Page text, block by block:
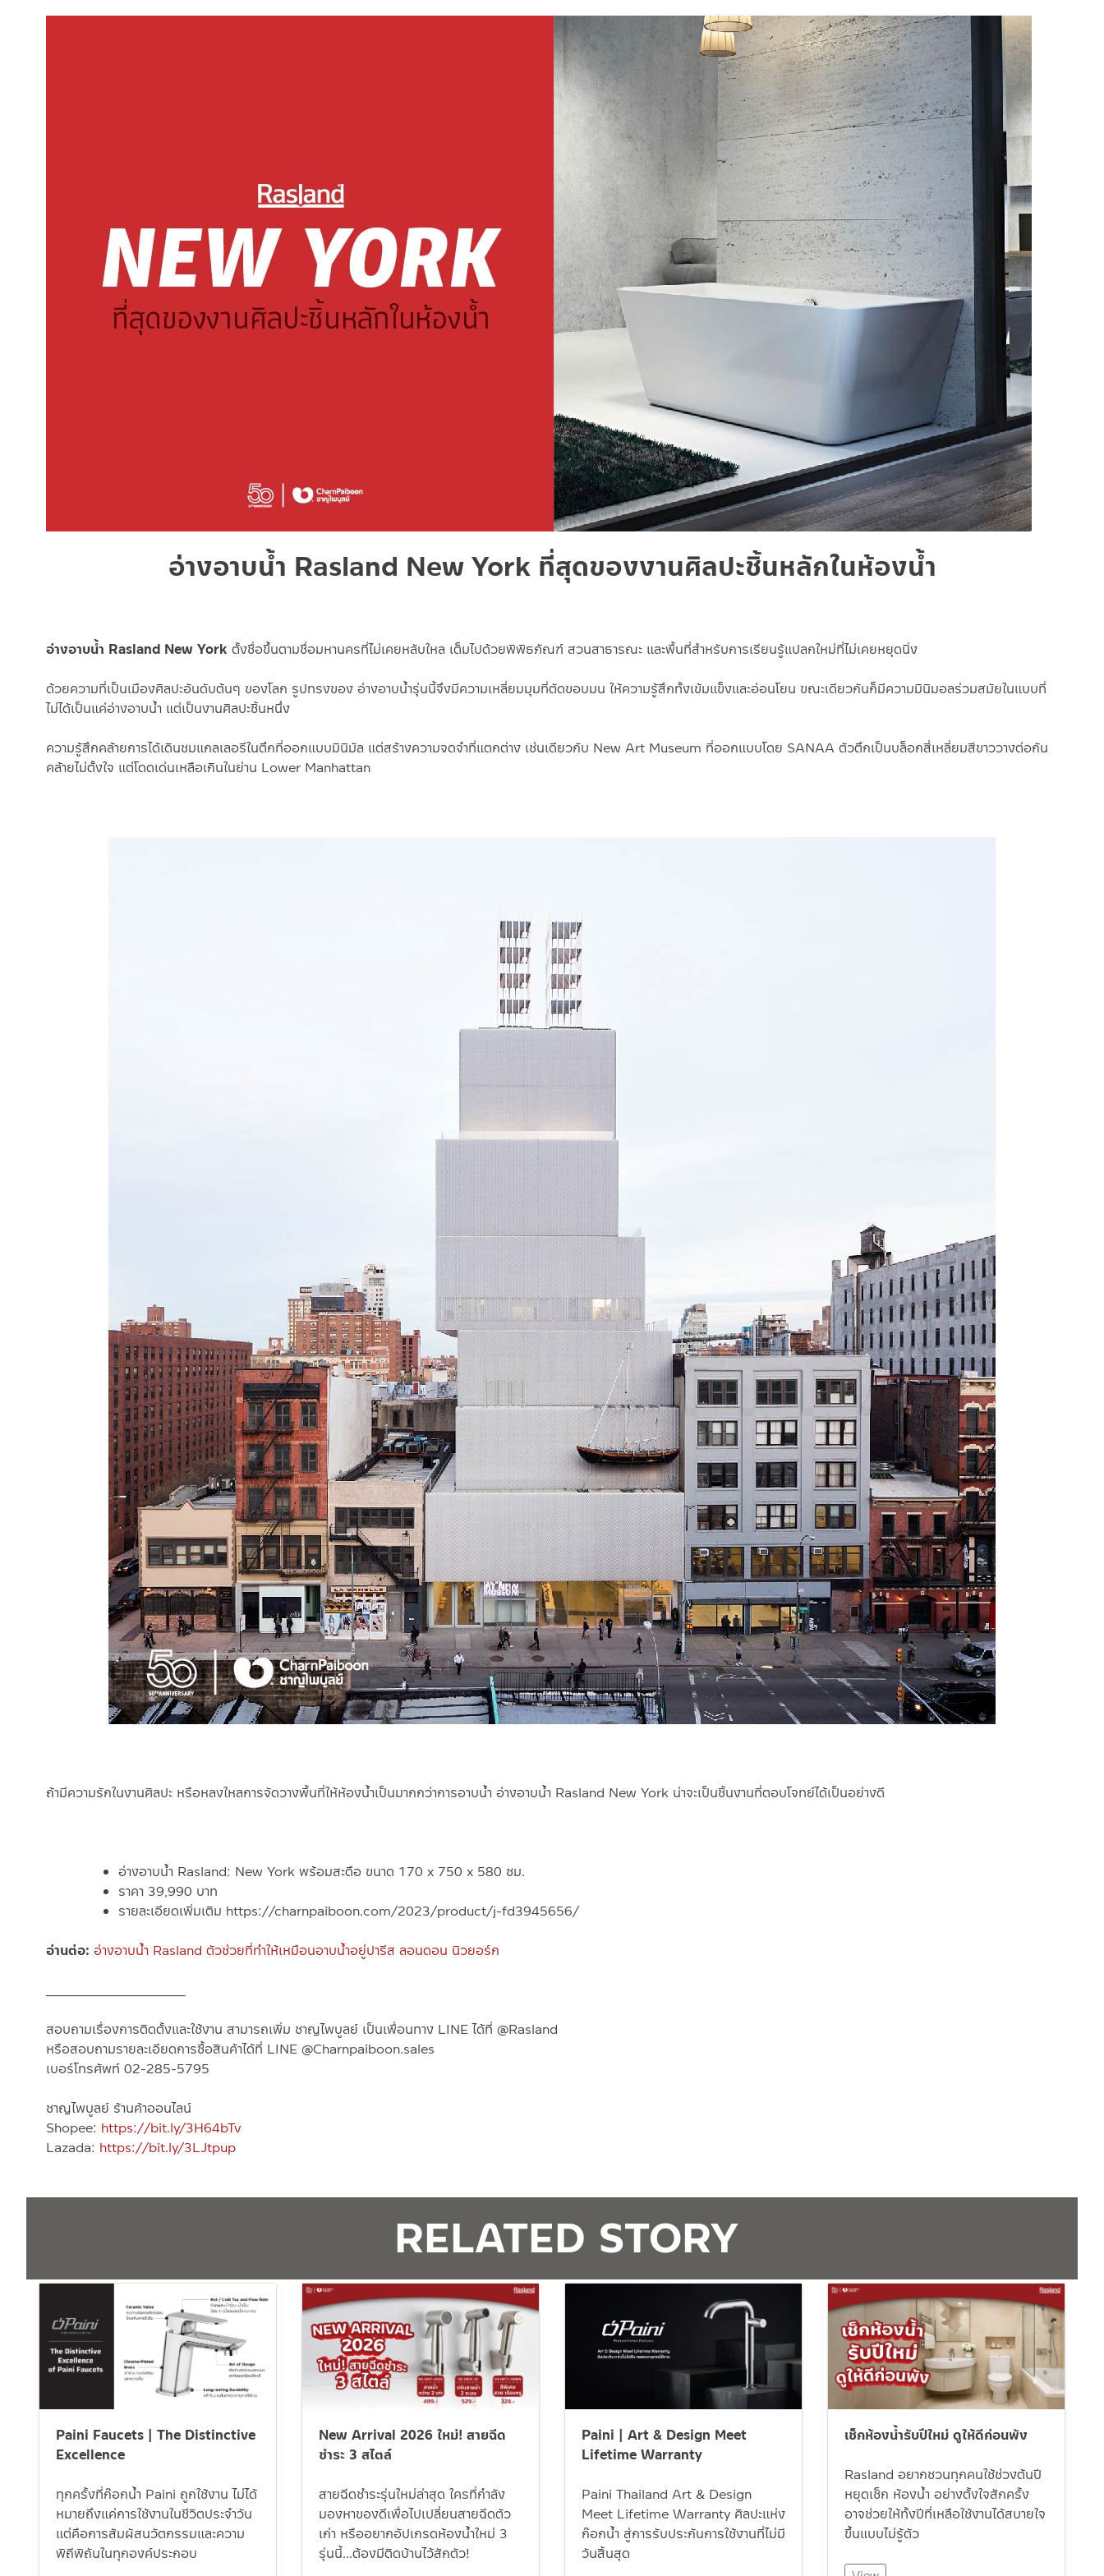
อ่างอาบน้ำ Rasland New York ที่สุดของงานศิลปะชิ้นหลักในห้องน้ำ
อ่างอาบน้ำ Rasland New York ตั้งชื่อขึ้นตามชื่อมหานครที่ไม่เคยหลับใหล เต็มไปด้วยพิพิธภัณฑ์ สวนสาธารณะ และพื้นที่สำหรับการเรียนรู้แปลกใหม่ที่ไม่เคยหยุดนิ่ง
ด้วยความที่เป็นเมืองศิลปะอันดับต้นๆ ของโลก รูปทรงของ อ่างอาบน้ำรุ่นนี้จึงมีความเหลี่ยมมุมที่ตัดขอบมน ให้ความรู้สึกทั้งเข้มแข็งและอ่อนโยน ขณะเดียวกันก็มีความมินิมอลร่วมสมัยในแบบที่
ไม่ได้เป็นแค่อ่างอาบน้ำ แต่เป็นงานศิลปะชิ้นหนึ่ง
ความรู้สึกคล้ายการได้เดินชมแกลเลอรีในตึกที่ออกแบบมินิมัล แต่สร้างความจดจำที่แตกต่าง เช่นเดียวกับ New Art Museum ที่ออกแบบโดย SANAA ตัวตึกเป็นบล็อกสี่เหลี่ยมสีขาววางต่อกัน
คล้ายไม่ตั้งใจ แต่โดดเด่นเหลือเกินในย่าน Lower Manhattan
ถ้ามีความรักในงานศิลปะ หรือหลงใหลการจัดวางพื้นที่ให้ห้องน้ำเป็นมากกว่าการอาบน้ำ อ่างอาบน้ำ Rasland New York น่าจะเป็นชิ้นงานที่ตอบโจทย์ได้เป็นอย่างดี
อ่างอาบน้ำ Rasland: New York พร้อมสะดือ ขนาด 170 x 750 x 580 ซม.
ราคา 39,990 บาท
รายละเอียดเพิ่มเติม https://charnpaiboon.com/2023/product/j-fd3945656/
อ่านต่อ: อ่างอาบน้ำ Rasland ตัวช่วยที่ทำให้เหมือนอาบน้ำอยู่ปารีส ลอนดอน นิวยอร์ก
สอบถามเรื่องการติดตั้งและใช้งาน สามารถเพิ่ม ชาญไพบูลย์ เป็นเพื่อนทาง LINE ได้ที่ @Rasland
หรือสอบถามรายละเอียดการซื้อสินค้าได้ที่ LINE @Charnpaiboon.sales
เบอร์โทรศัพท์ 02-285-5795
ชาญไพบูลย์ ร้านค้าออนไลน์
Shopee: https://bit.ly/3H64bTv
Lazada: https://bit.ly/3LJtpup
RELATED STORY
Paini Faucets | The Distinctive
Excellence
ทุกครั้งที่ก๊อกน้ำ Paini ถูกใช้งาน ไม่ได้
หมายถึงแค่การใช้งานในชีวิตประจำวัน
แต่คือการสัมผัสนวัตกรรมและความ
พิถีพิถันในทุกองค์ประกอบ
New Arrival 2026 ใหม่! สายฉีด
ชำระ 3 สไตล์
สายฉีดชำระรุ่นใหม่ล่าสุด ใครที่กำลัง
มองหาของดีเพื่อไปเปลี่ยนสายฉีดตัว
เก่า หรืออยากอัปเกรดห้องน้ำใหม่ 3
รุ่นนี้…ต้องมีติดบ้านไว้สักตัว!
Paini | Art & Design Meet
Lifetime Warranty
Paini Thailand Art & Design
Meet Lifetime Warranty ศิลปะแห่ง
ก๊อกน้ำ สู่การรับประกันการใช้งานที่ไม่มี
วันสิ้นสุด
เช็กห้องน้ำรับปีใหม่ ดูให้ดีก่อนพัง
Rasland อยากชวนทุกคนใช้ช่วงต้นปี
หยุดเช็ก ห้องน้ำ อย่างตั้งใจสักครั้ง
อาจช่วยให้ทั้งปีที่เหลือใช้งานได้สบายใจ
ขึ้นแบบไม่รู้ตัว